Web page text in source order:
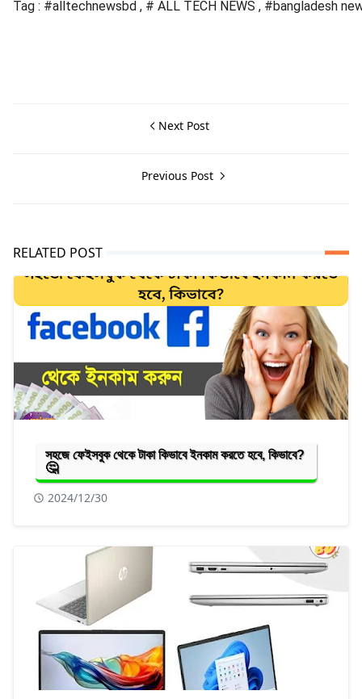
Tag : #alltechnewsbd , # ALL TECH NEWS , #bangladesh
Next Post
Previous Post
RELATED POST
সহজে ফেইসবুক থেকে টাকা কিভাবে ইনকাম করতে হবে, কিভাবে?
🤔
2024/12/30